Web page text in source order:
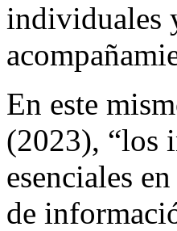
individuales
En este
(2023), “los
esenciales
de